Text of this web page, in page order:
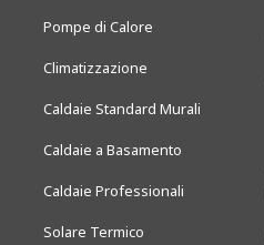
Pompe di Calore
Climatizzazione
Caldaie Standard Murali
Caldaie a Basamento
Caldaie Professionali
Solare Termico